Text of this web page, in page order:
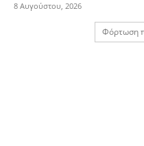
8 Αυγούστου, 2026
Φόρτωση